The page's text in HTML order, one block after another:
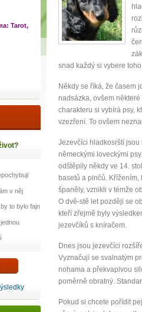
10 tipů
...
Máte pocit, že jste
Tarot,
v něj
to bylo fajn
snad každý si vybere
Někdy se říká, že časem
nadsázka, ovšem
charakteru si vybírá psy,
vzezření. To ovšem
Jezevčíci hladkosrští jsou
německými loveckými
odštěpily někdy ve 14.
basetů a pinčů.
španěly, vznikli v témže
O dvě-stě let později se
kteří zřejmě byly
jezevčíků s kníračem.
Dnes jsou jezevčíci
Vyznačují se svalnatým
nohama a překvapivou
poměrně obratný.
Pokud si chcete pořídit